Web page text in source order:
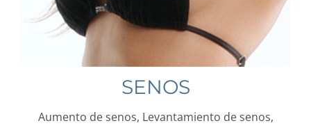
SENOS
Aumento de senos, Levantamiento de senos,